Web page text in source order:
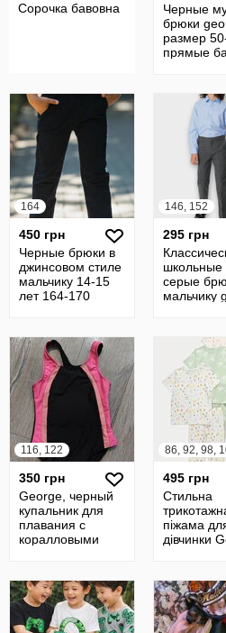
Сорочка бавовна
Черные
брюки
размер
прямые
плотные
164
450 грн
Черные брюки в
джинсовом стиле
мальчику 14-15
лет 164-170
резинке в школу
146, 152
295 грн
школьные
серые
мальчику
на резинке
116, 122
350 грн
George, черный
купальник для
плавания с
коралловыми
122 см, новый
495 грн
Стильна
піжама
дівчинки